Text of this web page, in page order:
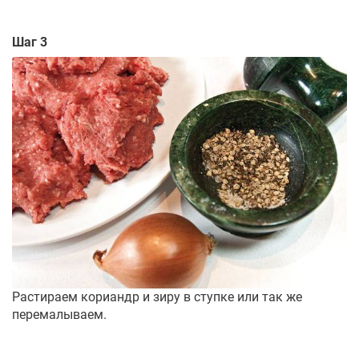
Шаг 3
Растираем кориандр и зиру в ступке или так же
перемалываем.